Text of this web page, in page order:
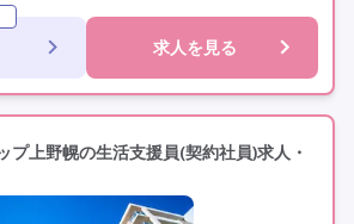
2級)
社会福祉士
無資格
夜勤専従
残業月20時間以内
非常勤
オープン3年以内
休日110日以上
学歴不問
60歳以上 定年65歳以上
求人を見る
プ上野幌の生活支援員(契約社員)求人・